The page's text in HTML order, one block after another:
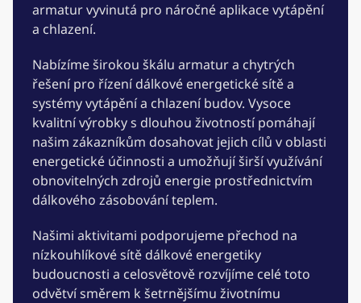
armatur vyvinutá pro náročné aplikace vytápění
a chlazení.
Nabízíme širokou škálu armatur a chytrých
řešení pro řízení dálkové energetické sítě a
systémy vytápění a chlazení budov. Vysoce
kvalitní výrobky s dlouhou životností pomáhají
našim zákazníkům dosahovat jejich cílů v oblasti
energetické účinnosti a umožňují širší využívání
obnovitelných zdrojů energie prostřednictvím
dálkového zásobování teplem.
Našimi aktivitami podporujeme přechod na
nízkouhlíkové sítě dálkové energetiky
budoucnosti a celosvětově rozvíjíme celé toto
odvětví směrem k šetrnějšímu životnímu